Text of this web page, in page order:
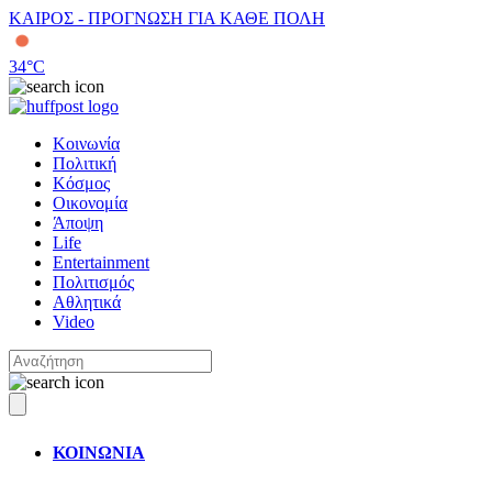
ΚΑΙΡΟΣ - ΠΡΟΓΝΩΣΗ ΓΙΑ ΚΑΘΕ ΠΟΛΗ
34°C
Κοινωνία
Πολιτική
Κόσμος
Οικονομία
Άποψη
Life
Entertainment
Πολιτισμός
Αθλητικά
Video
ΚΟΙΝΩΝΙΑ